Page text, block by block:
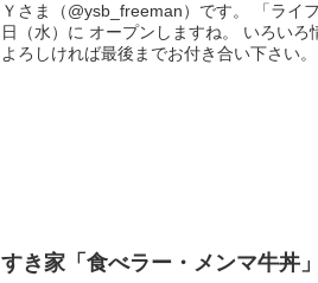
Ｙさま（@ysb_freeman）です。 「ライフ桜新町店」が 2019年2月6
日（水）に オープンしますね。 いろいろ情報を収集してみました。
すき家「食べラー・メンマ牛丼